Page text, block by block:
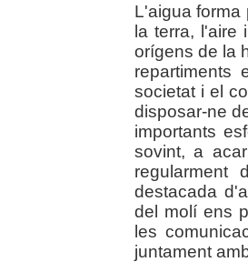
L'aigua
la terra, l'aire
orígens de la
repartiments
societat i el
disposar-ne
importants
sovint, a
regularment
destacada
del molí ens
les
juntament